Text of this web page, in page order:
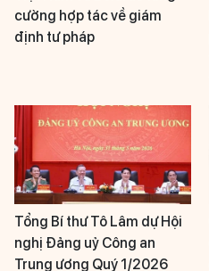
cường hợp tác về giám
định tư pháp
Tổng Bí thư Tô Lâm dự Hội
nghị Đảng uỷ Công an
Trung ương Quý 1/2026